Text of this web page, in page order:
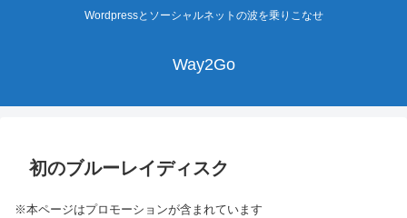
Wordpressとソーシャルネットの波を乗りこなせ
Way2Go
初のブルーレイディスク
※本ページはプロモーションが含まれています